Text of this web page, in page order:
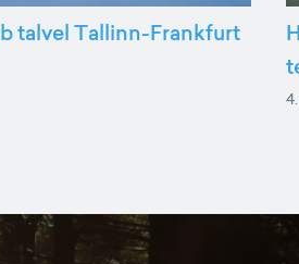
talvel Tallinn-Frankfurt